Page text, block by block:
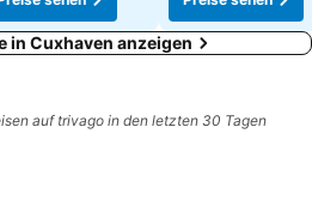
in Cuxhaven anzeigen
auf trivago in den letzten 30 Tagen